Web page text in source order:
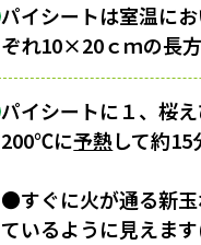
パイシートは室温にお
ぞれ10×20ｃｍの長
パイシートに１、桜
200℃に予熱して約
●すぐに火が通る新玉
ているように見えます